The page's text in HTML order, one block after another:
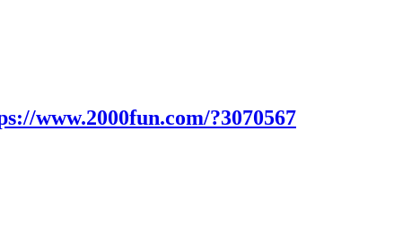
www.2000fun.com/?3070567